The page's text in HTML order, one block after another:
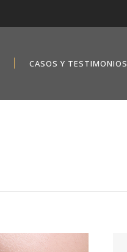
CASOS Y TESTIMONIOS